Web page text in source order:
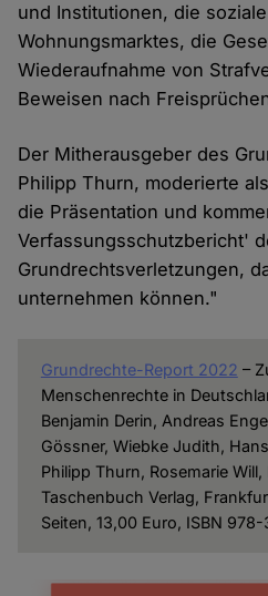
und Institutionen, die
Wohnungsmarktes, die
Wiederaufnahme von
Beweisen nach
Der Mitherausgeber des
Philipp Thurn, moderierte
die Präsentation und
Verfassungsschutzbericht'
Grundrechtsverletzungen,
unternehmen können."
Grundrechte-Report 2022 –
Menschenrechte in
Benjamin Derin, Andreas
Gössner, Wiebke Judith,
Philipp Thurn, Rosemarie
Taschenbuch Verlag,
Seiten, 13,00 Euro, ISBN